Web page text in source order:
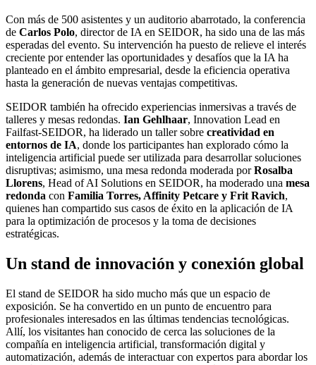
Con más de 500 asistentes y un auditorio abarrotado, la conferencia
de Carlos Polo, director de IA en SEIDOR, ha sido una de las más
esperadas del evento. Su intervención ha puesto de relieve el interés
creciente por entender las oportunidades y desafíos que la IA ha
planteado en el ámbito empresarial, desde la eficiencia operativa
hasta la generación de nuevas ventajas competitivas.
SEIDOR también ha ofrecido experiencias inmersivas a través de
talleres y mesas redondas. Ian Gehlhaar, Innovation Lead en
Failfast-SEIDOR, ha liderado un taller sobre creatividad en
entornos de IA, donde los participantes han explorado cómo la
inteligencia artificial puede ser utilizada para desarrollar soluciones
disruptivas; asimismo, una mesa redonda moderada porRosalba
Llorens, Head of AI Solutions en SEIDOR, ha moderado una mesa
redonda con Familia Torres, Affinity Petcare y Frit Ravich,
quienes han compartido sus casos de éxito en la aplicación de IA
para la optimización de procesos y la toma de decisiones
estratégicas.
Un stand de innovación y conexión global
El stand de SEIDOR ha sido mucho más que un espacio de
exposición. Se ha convertido en un punto de encuentro para
profesionales interesados en las últimas tendencias tecnológicas.
Allí, los visitantes han conocido de cerca las soluciones de la
compañía en inteligencia artificial, transformación digital y
automatización, además de interactuar con expertos para abordar los